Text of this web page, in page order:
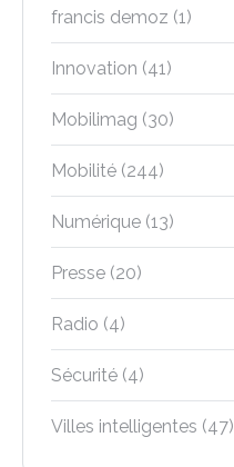
francis demoz (1)
Innovation (41)
Mobilimag (30)
Mobilité (244)
Numérique (13)
Presse (20)
Radio (4)
Sécurité (4)
Villes intelligentes (47)